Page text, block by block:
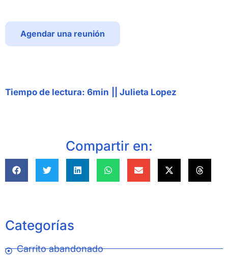
Agendar una reunión
Tiempo de lectura: 6min Julieta Lopez
Compartir en:
Categorías
Carrito abandonado